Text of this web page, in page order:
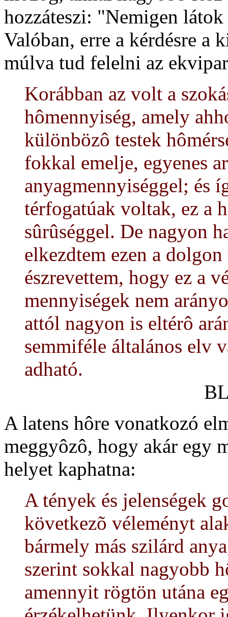
hozzáteszi: "Nemigen
Valóban, erre a kérdésre a
múlva tud felelni az
Korábban az volt a
hômennyiség, amely
különbözô testek
fokkal emelje, egyenes
anyagmennyiséggel; és
térfogatúak voltak, ez a
sûrûséggel. De nagyon
elkezdtem ezen a
észrevettem, hogy ez a
mennyiségek nem
attól nagyon is eltérô
semmiféle általános elv
adható.
A latens hôre vonatkozó
meggyôzô, hogy akár egy
helyet kaphatna:
A tények és jelenségek
következõ véleményt
bármely más szilárd
szerint sokkal nagyobb
amennyit rögtön utána